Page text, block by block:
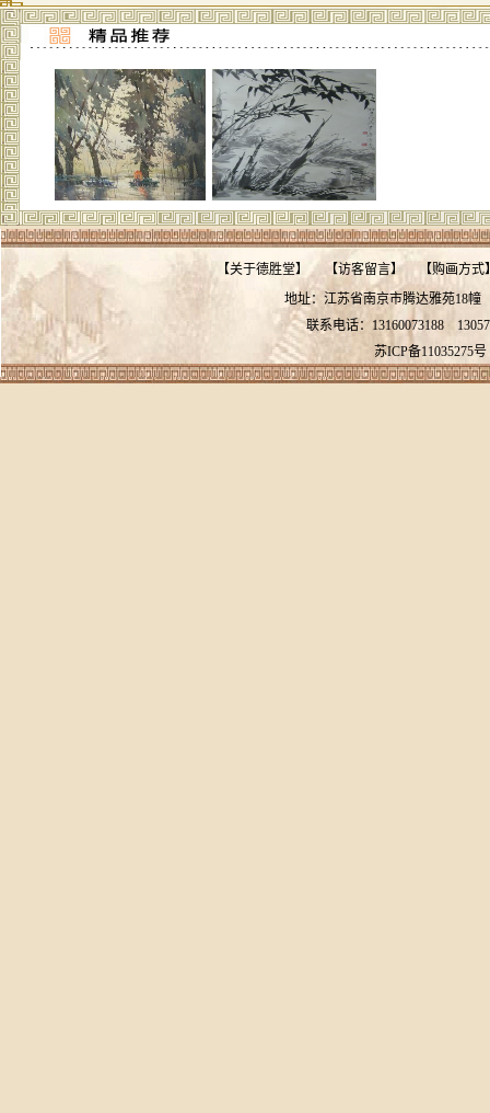
【关于德胜堂】 【访客留言】 【购画方式
地址：江苏省南京市腾达雅苑
联系电话：13160073188
苏ICP备11035275号